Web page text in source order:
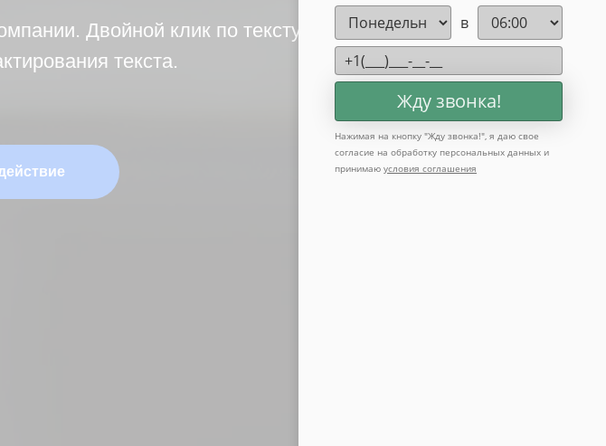
Двойной клик по тексту или вкладка
текста.
в
Жду звонка!
Нажимая на кнопку "Жду звонка!", я даю свое
согласие на обработку персональных данных и
принимаю условия соглашения